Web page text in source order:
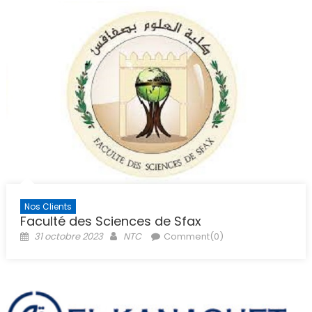
Nos Clients
Faculté des Sciences de Sfax
Posted
31 octobre 2023 Author
NTC Comment(0)